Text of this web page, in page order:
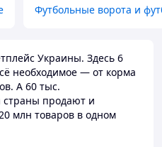
Футбольные ворота и
Украины. Здесь 6
необходимое — от корма
А 60 тыс.
страны продают и
млн товаров в одном